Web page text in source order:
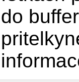
do